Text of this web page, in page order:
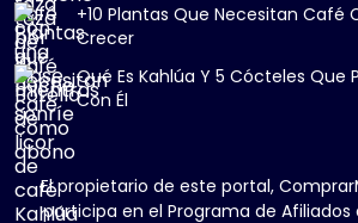
+10 Plantas Que Necesitan Café
Crecer
Qué Es Kahlúa Y 5 Cócteles Que
Con Él
El propietario de este portal,
participa en el Programa de Afiliados